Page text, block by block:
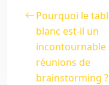
Pourquoi le
blanc est-il un
incontournable
réunions de
brainstorming ?